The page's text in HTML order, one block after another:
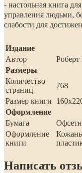
- настольная книга
управления людьми,
слабости для
Издание
Автор
Роберт
Размеры
Количество
страниц
768
Размер книги
Оформление
Бумага
Оформление
книги
Написать